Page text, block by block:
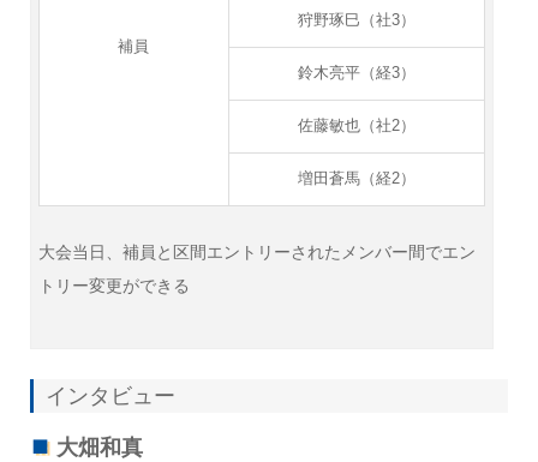
補員
狩野琢巳（社3）
鈴木亮平（経3）
佐藤敏也（社2）
増田蒼馬（経2）
大会当日、補員と区間エントリーされたメンバー間でエン
トリー変更ができる
インタビュー
大畑和真